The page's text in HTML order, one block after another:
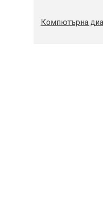
Компютърна